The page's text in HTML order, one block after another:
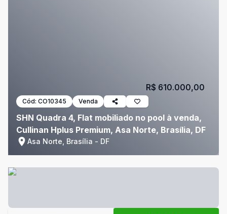
Cód: CO10345 Venda
SHN Quadra 4, Flat mobiliado no pool à venda,
Cullinan Hplus Premium, Asa Norte, Brasília, DF
Asa Norte, Brasília - DF
R$ 610.000,00